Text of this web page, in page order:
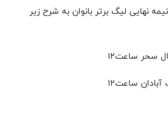
نهایی لیگ برتر بانوان به شرح زیر
سحر ساعت۱۲
ساعت۱۲